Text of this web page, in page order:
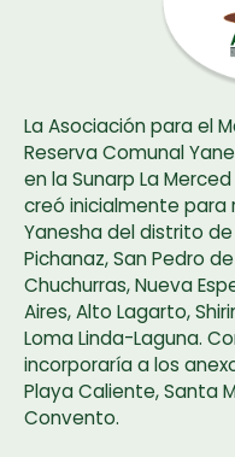
La Asociación para el
Reserva Comunal
en la Sunarp La
creó inicialmente para
Yanesha del distrito
Pichanaz, San Pedro
Chuchurras, Nueva
Aires, Alto Lagarto,
Loma Linda-Laguna.
incorporaría a los
Playa Caliente, Santa
Convento.